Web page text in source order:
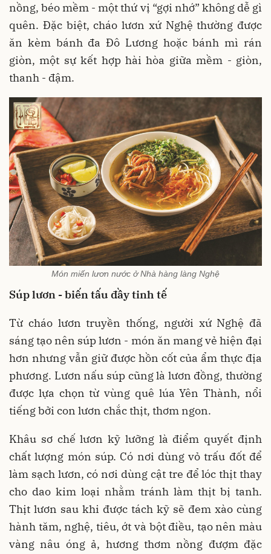
nồng, béo mềm - một thứ vị “gợi nhớ” không dễ gì
quên. Đặc biệt, cháo lươn xứ Nghệ thường được
ăn kèm bánh đa Đô Lương hoặc bánh mì rán
giòn, một sự kết hợp hài hòa giữa mềm - giòn,
thanh - đậm.
Món miến lươn nước ở Nhà hàng làng Nghệ
Súp lươn - biến tấu đầy tinh tế
Từ cháo lươn truyền thống, người xứ Nghệ đã
sáng tạo nên súp lươn - món ăn mang vẻ hiện đại
hơn nhưng vẫn giữ được hồn cốt của ẩm thực địa
phương. Lươn nấu súp cũng là lươn đồng, thường
được lựa chọn từ vùng quê lúa Yên Thành, nổi
tiếng bởi con lươn chắc thịt, thơm ngon.
Khâu sơ chế lươn kỹ lưỡng là điểm quyết định
chất lượng món súp. Có nơi dùng vỏ trấu đốt để
làm sạch lươn, có nơi dùng cật tre để lóc thịt thay
cho dao kim loại nhằm tránh làm thịt bị tanh.
Thịt lươn sau khi được tách kỹ sẽ đem xào cùng
hành tăm, nghệ, tiêu, ớt và bột điều, tạo nên màu
vàng nâu óng ả, hương thơm nồng đượm đặc